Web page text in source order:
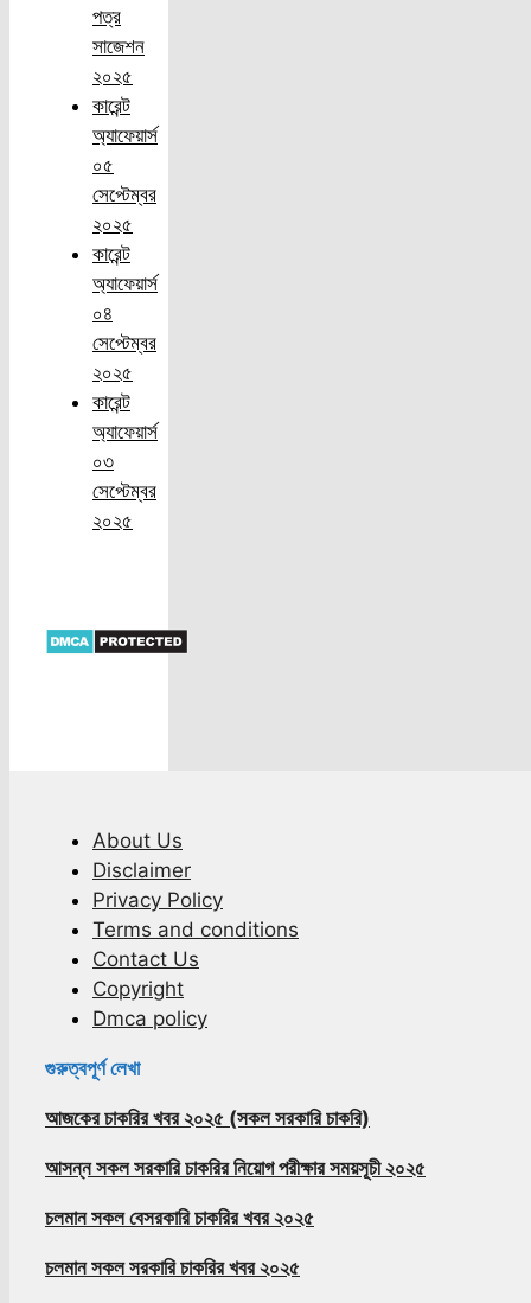
পত্র
সাজেশন
২০২৫
কারেন্ট
অ্যাফেয়ার্স
০৫
সেপ্টেম্বর
২০২৫
কারেন্ট
অ্যাফেয়ার্স
০৪
সেপ্টেম্বর
২০২৫
কারেন্ট
অ্যাফেয়ার্স
০৩
সেপ্টেম্বর
২০২৫
About Us
Disclaimer
Privacy Policy
Terms and conditions
Contact Us
Copyright
Dmca policy
গুরুত্বপূর্ণ লেখা
আজকের চাকরির খবর ২০২৫ (সকল সরকারি চাকরি)
আসন্ন সকল সরকারি চাকরির নিয়োগ পরীক্ষার সময়সূচী ২০২৫
চলমান সকল বেসরকারি চাকরির খবর ২০২৫
চলমান সকল সরকারি চাকরির খবর ২০২৫